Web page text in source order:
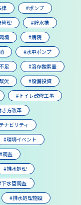
律
#ポンプ
管理
#貯水槽
境
#病院
#水中ポンプ
足
#溶存酸素量
欠
#設備投資
#トイレ改修工事
き方改革
ナビリティ
#環境イベント
#調査
#排水処理
下水管調査
#排水処理施設